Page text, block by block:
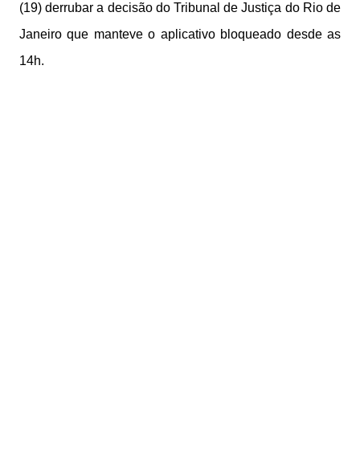
(19) derrubar a decisão do Tribunal de Justiça do Rio de
Janeiro que manteve o aplicativo bloqueado desde as
14h.